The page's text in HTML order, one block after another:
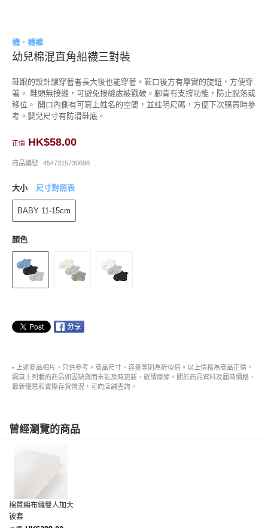
襪・襪褲
幼兒棉混直角船襪三對裝
鞋跟的設計讓穿著者長大後也能穿著。鞋口後方有厚實的旋鈕，方便穿
著。 鞋頭無接縫，可避免接縫處被戳破。腳背有支撐功能，防止脫落或
移位。 開口內側有可寫上姓名的空間，並註明尺碼，方便下次購買時參
考。嬰兒尺寸有防滑鞋底。
正價 HK$58.00
商品編號 4547315730698
大小 尺寸對照表
BABY 11-15cm
顏色
• 上述商品相片、只供參考。商品尺寸、容量等則為近似值。以上價格為商品正價。
網頁上列載的商品如因缺貨而未能及時更新，敬請原諒。關於商品資料及屆時價格、
最新優惠和實際存貨情況，可向店舖查詢。
曾經瀏覽的商品
棉質縐布織雙人加大
被套